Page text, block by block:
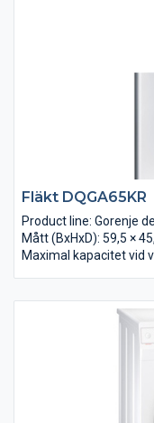
Fläkt DQGA65KR
Product line: Gorenje
Mått (BxHxD): 59,5 ×
Maximal kapacitet vid